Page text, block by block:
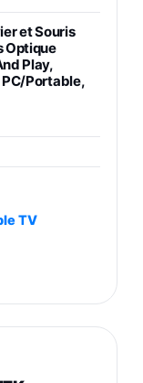
et Souris
Optique
Play,
Portable,
(33-45-78
et port USB
S26 Ultra
S26+ Violet
TV